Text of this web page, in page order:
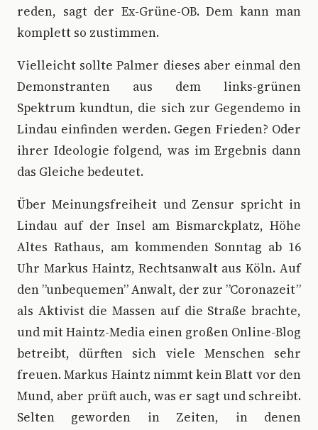
reden, sagt der Ex-Grüne-OB. Dem kann man
komplett so zustimmen.
Vielleicht sollte Palmer dieses aber einmal den
Demonstranten aus dem links-grünen
Spektrum kundtun, die sich zur Gegendemo in
Lindau einfinden werden. Gegen Frieden? Oder
ihrer Ideologie folgend, was im Ergebnis dann
das Gleiche bedeutet.
Über Meinungsfreiheit und Zensur spricht in
Lindau auf der Insel am Bismarckplatz, Höhe
Altes Rathaus, am kommenden Sonntag ab 16
Uhr Markus Haintz, Rechtsanwalt aus Köln. Auf
den ”unbequemen” Anwalt, der zur ”Coronazeit”
als Aktivist die Massen auf die Straße brachte,
und mit Haintz-Media einen großen Online-Blog
betreibt, dürften sich viele Menschen sehr
freuen. Markus Haintz nimmt kein Blatt vor den
Mund, aber prüft auch, was er sagt und schreibt.
Selten geworden in Zeiten, in denen